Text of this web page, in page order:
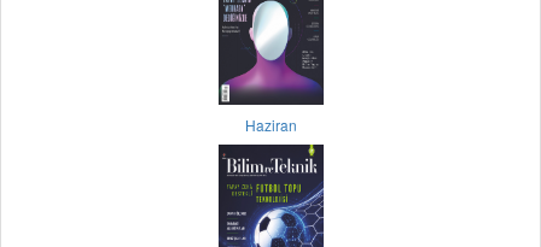
Haziran